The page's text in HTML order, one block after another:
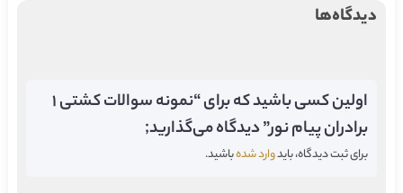
دیدگاه‌ها
اولین کسی باشید که برای “نمونه سوالات کشتی 1
برادران پیام نور” دیدگاه می‌گذارید;
برای ثبت دیدگاه، بایدوارد شدهباشید.